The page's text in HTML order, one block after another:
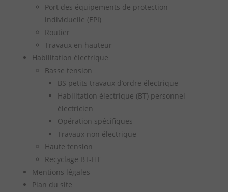
Port des équipements de protection
individuelle (EPI)
Routier
Travaux en hauteur
Habilitation électrique
Basse tension
BS petits travaux d’ordre électrique
Habilitation électrique (BT) personnel
électricien
Opération spécifiques
Travaux non électrique
Haute tension
Recyclage BT-HT
Mentions légales
Plan du site